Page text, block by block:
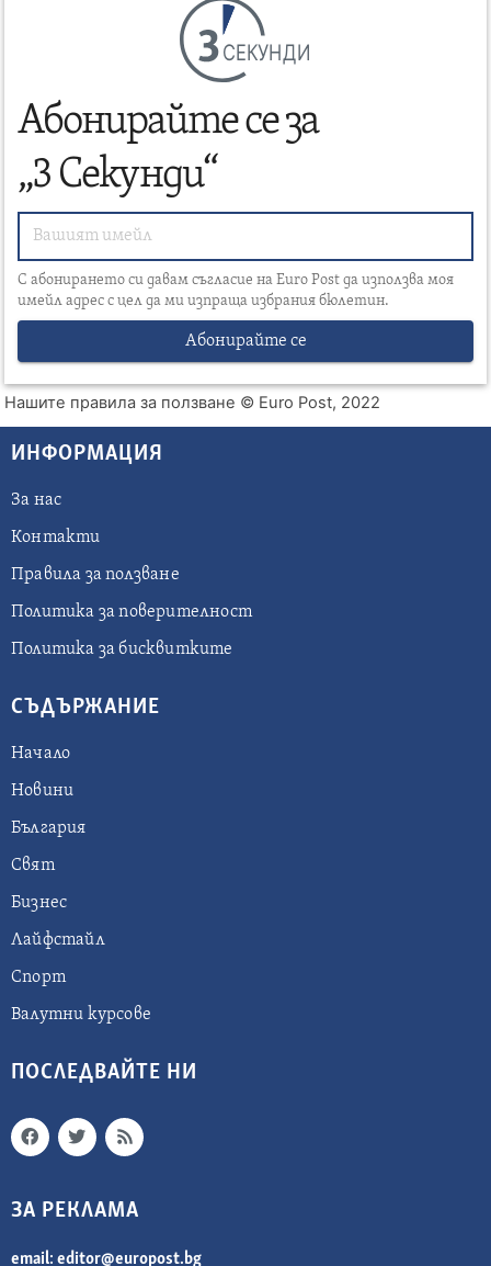
СЕКУНДИ
Абонирайте се за
„3 Секунди“
С абонирането си давам съгласие на Euro Post да използва моя
имейл адрес с цел да ми изпраща избрания бюлетин.
Абонирайте се
Нашите правила за ползване © Euro Post, 2022
ИНФОРМАЦИЯ
За нас
Контакти
Правила за ползване
Политика за поверителност
Политика за бисквитките
СЪДЪРЖАНИЕ
Начало
Новини
България
Свят
Бизнес
Лайфстайл
Спорт
Валутни курсове
ПОСЛЕДВАЙТЕ НИ
ЗА РЕКЛАМА
email: editor@europost.bg